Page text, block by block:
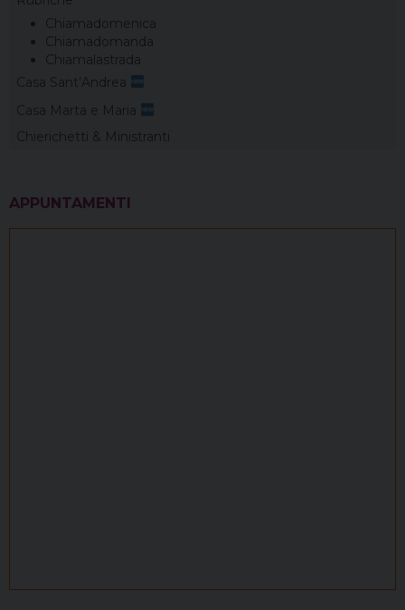
Chiamadomenica
Chiamadomanda
Chiamalastrada
Casa Sant’Andrea
Casa Marta e Maria
Chierichetti & Ministranti
APPUNTAMENTI